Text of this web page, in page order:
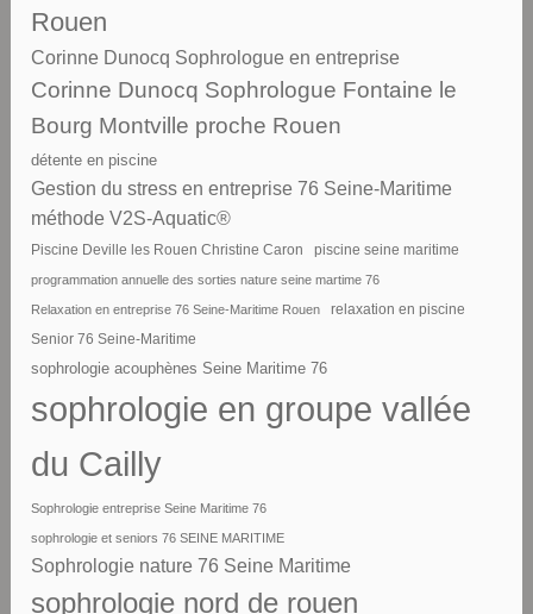
Rouen
Corinne Dunocq Sophrologue en entreprise
Corinne Dunocq Sophrologue Fontaine le
Bourg Montville proche Rouen
détente en piscine
Gestion du stress en entreprise 76 Seine-Maritime
méthode V2S-Aquatic®
Piscine Deville les Rouen Christine Caron piscine seine maritime
programmation annuelle des sorties nature seine martime 76
Relaxation en entreprise 76 Seine-Maritime Rouen relaxation en piscine
Senior 76 Seine-Maritime
sophrologie acouphènes Seine Maritime 76
sophrologie en groupe vallée
du Cailly
Sophrologie entreprise Seine Maritime 76
sophrologie et seniors 76 SEINE MARITIME
Sophrologie nature 76 Seine Maritime
sophrologie nord de rouen